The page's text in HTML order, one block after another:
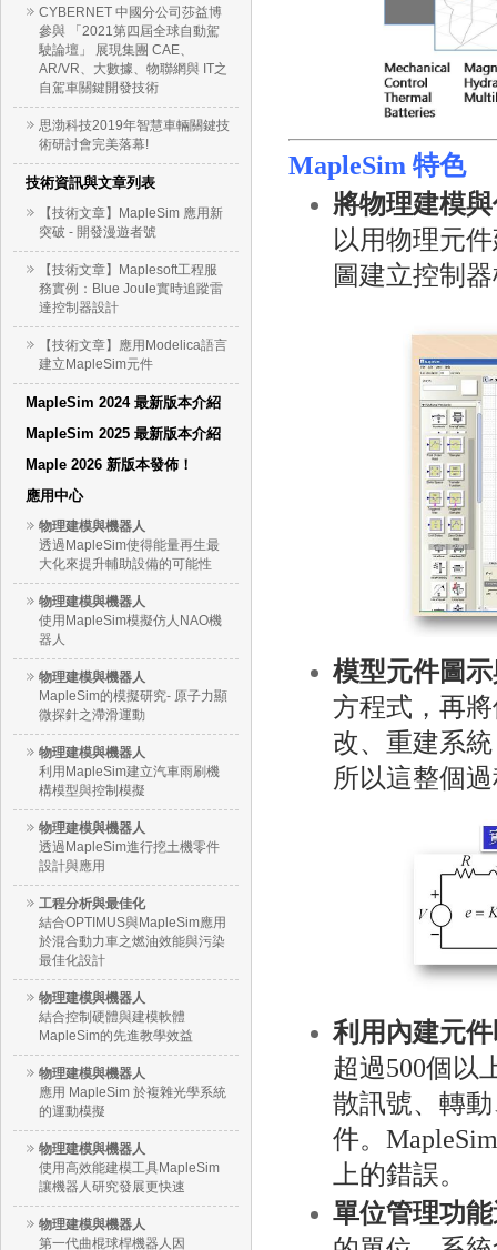
CYBERNET 中國分公司莎益博
參與 「2021第四屆全球自動駕
駛論壇」 展現集團 CAE、
AR/VR、大數據、物聯網與 IT之
自駕車關鍵開發技術
思渤科技2019年智慧車輛關鍵技
術研討會完美落幕!
技術資訊與文章列表
【技術文章】MapleSim 應用新
突破 - 開發漫遊者號
【技術文章】Maplesoft工程服
務實例：Blue Joule實時追蹤雷
達控制器設計
【技術文章】應用Modelica語言
建立MapleSim元件
MapleSim 2024 最新版本介紹
MapleSim 2025 最新版本介紹
Maple 2026 新版本發佈！
應用中心
物理建模與機器人
透過MapleSim使得能量再生最
大化來提升輔助設備的可能性
物理建模與機器人
使用MapleSim模擬仿人NAO機
器人
物理建模與機器人
MapleSim的模擬研究- 原子力顯
微探針之滯滑運動
物理建模與機器人
利用MapleSim建立汽車雨刷機
構模型與控制模擬
物理建模與機器人
透過MapleSim進行挖土機零件
設計與應用
工程分析與最佳化
結合OPTIMUS與MapleSim應用
於混合動力車之燃油效能與污染
最佳化設計
物理建模與機器人
結合控制硬體與建模軟體
MapleSim的先進教學效益
物理建模與機器人
應用 MapleSim 於複雜光學系統
的運動模擬
物理建模與機器人
使用高效能建模工具MapleSim
讓機器人研究發展更快速
物理建模與機器人
第一代曲棍球桿機器人因
MapleSim 特色
將物理建模
以用物理元
圖建立控制
模型元件圖
方程式，再
改、重建系
所以這整個
利用內建元
超過500個以
散訊號、轉
件。
上的錯誤。
單位管理功